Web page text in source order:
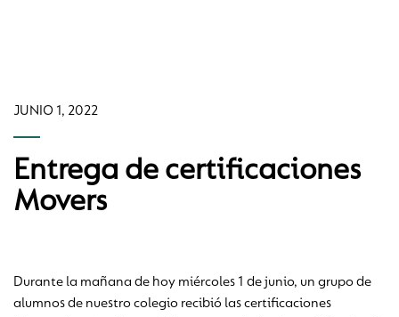
JUNIO 1, 2022
Entrega de certificaciones
Movers
Durante la mañana de hoy miércoles 1 de junio, un grupo de
alumnos de nuestro colegio recibió las certificaciones